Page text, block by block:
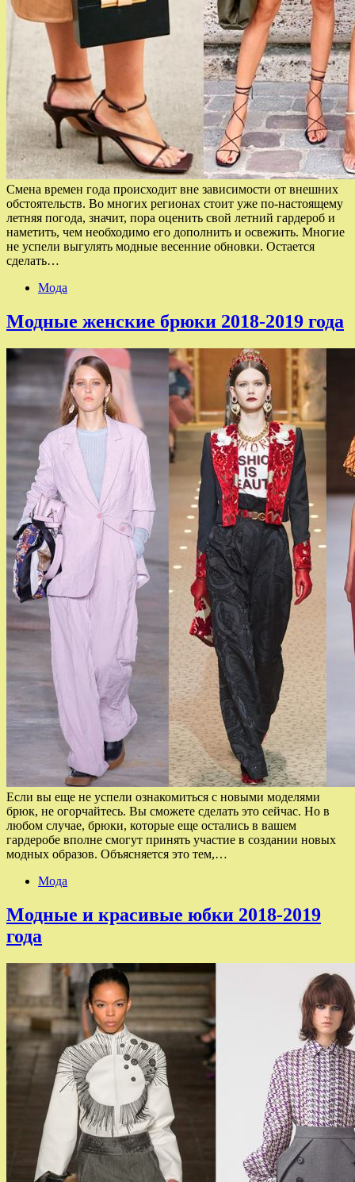
Смена времен года происходит вне зависимости от внешних
обстоятельств. Во многих регионах стоит уже по-настоящему
летняя погода, значит, пора оценить свой летний гардероб и
наметить, чем необходимо его дополнить и освежить. Многие
не успели выгулять модные весенние обновки. Остается
сделать…
Мода
Модные женские брюки 2018-2019 года
Если вы еще не успели ознакомиться с новыми моделями
брюк, не огорчайтесь. Вы сможете сделать это сейчас. Но в
любом случае, брюки, которые еще остались в вашем
гардеробе вполне смогут принять участие в создании новых
модных образов. Объясняется это тем,…
Мода
Модные и красивые юбки 2018-2019
года